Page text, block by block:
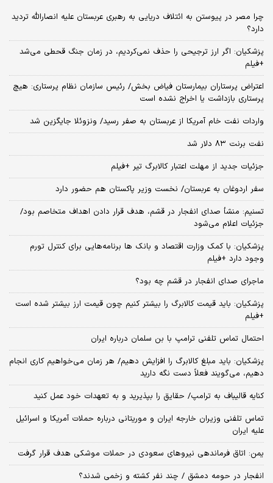
چرا مصر در پیوستن به ائتلاف دریایی به رهبری عربستان علیه انصارالله تردید
دارد؟
پزشکیان: اگر ارز ترجیحی را حذف نمی‌کردیم، در زمان جنگ قحطی می‌شد
+فیلم
اعتراض پرستاران بیمارستان فیاض بخش/ رئیس سازمان نظام پرستاری: هیچ
پرستاری بازداشت یا اخراج نشده است
واردات نفت خام آمریکا از عربستان به صفر رسید/ ونزوئلا جایگزین شد
نفت برنت ۸۳ دلار شد
جزئیات جدید از مهلت اعتبار کالابرگ تیر +فیلم
سفر اردوغان به عربستان/ نخست وزیر پاکستان هم حضور دارد
تسنیم: منشأ صدای انفجار در قشم، هدف قرار دادن اهداف متخاصم بود/
جزئیات اعلام می‌شود
پزشکیان: با کمک وزارت اقتصاد و بانک ها برنامه‌هایی برای کنترل تورم
وجود دارد +فیلم
ماجرای صدای انفجار در قشم چه بود؟
پزشکیان: باید قیمت کالابرگ را بیشتر کنیم چون قیمت ارز بیشتر شده است
+فیلم
احتمال تماس تلفنی ترامپ با بن سلمان درباره ایران
پزشکیان: باید مبلغ کالابرگ را افزایش دهیم/ هر زمان می‌خواهیم کاری انجام
دهیم، می‌گویند فعلاً دست نگه دارید
کنایه قالیباف به ترامپ/ حقایق را بپذیرید و به تعهدات خود عمل کنید
تماس تلفنی وزیران خارجه ایران و موریتانی درباره حملات آمریکا و اسرائیل
علیه ایران
یمن: اتاق فرماندهی نیروهای سعودی در حملات موشکی هدف قرار گرفت
انفجار در حومه دمشق / چند نفر کشته و زخمی شدند؟